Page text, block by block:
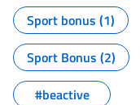
Sport bonus (1)
Sport Bonus (2)
#beactive